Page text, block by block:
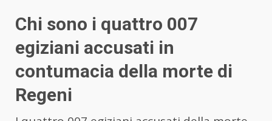
Chi sono i quattro 007
egiziani accusati in
contumacia della morte di
Regeni